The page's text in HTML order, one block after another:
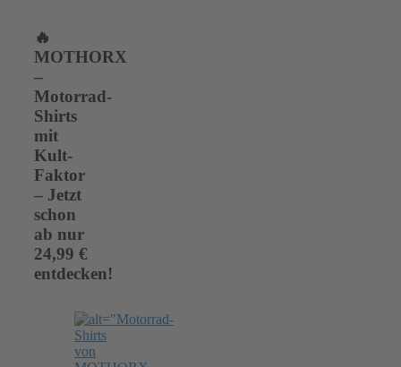
🔥
MOTHORX
–
Motorrad-
Shirts
mit
Kult-
Faktor
– Jetzt
schon
ab nur
24,99 €
entdecken!